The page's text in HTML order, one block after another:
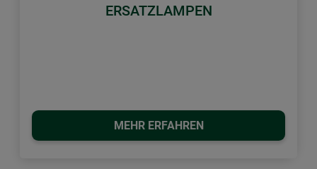
ERSATZLAMPEN
MEHR ERFAHREN